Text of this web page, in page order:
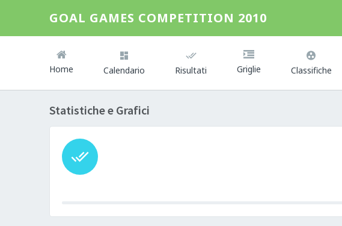
GOAL GAMES COMPETITION 2010
Home Calendario Risultati Griglie Classifiche
Statistiche e Grafici